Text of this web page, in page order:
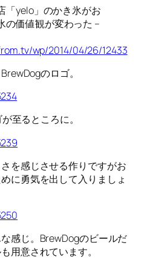
「yelo」のかき氷がお
の価値観が変わった –
wp/2014/04/26/12433
のロゴ。
至るところに。
を感じさせる作りですがお
に勇気を出して入りましょ
感じ。BrewDogのビールだ
用意されています。